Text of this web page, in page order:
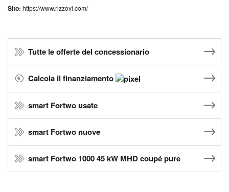
Sito: https://www.rizzovi.com/
Tutte le offerte del concessionario
Calcola il finanziamento
smart Fortwo usate
smart Fortwo nuove
smart Fortwo 1000 45 kW MHD coupé pure